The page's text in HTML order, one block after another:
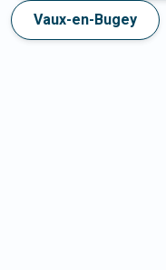
Vaux-en-Bugey